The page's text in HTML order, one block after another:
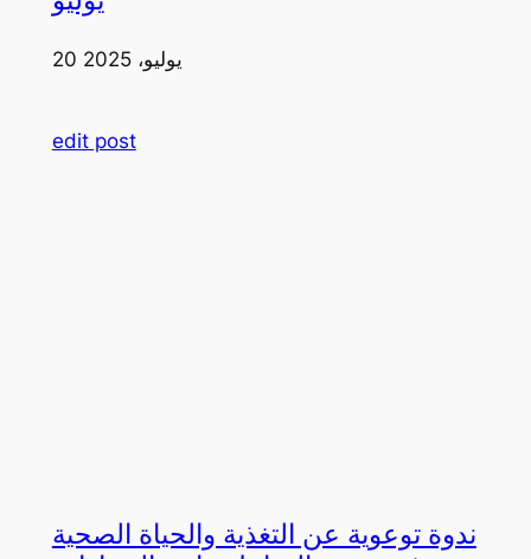
20 يوليو، 2025
edit post
ندوة توعوية عن التغذية والحياة الصحية